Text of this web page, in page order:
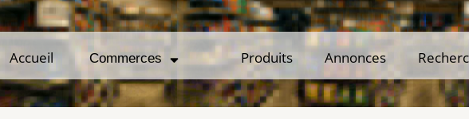
Accueil Commerces Produits Annonces
Accueil Commerces Produits Annonces